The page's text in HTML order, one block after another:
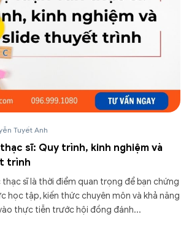
Tuyết Anh
sĩ: Quy trình, kinh nghiệm và
trình
thạc sĩ là thời điểm quan trọng để bạn chứng
học tập, kiến thức chuyên môn và khả năng
thực tiễn trước hội đồng đánh...